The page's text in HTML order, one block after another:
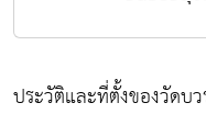
ประวัติและที่ตั้งของวัดบ